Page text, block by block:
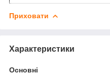
Приховати
Характеристики
Основні